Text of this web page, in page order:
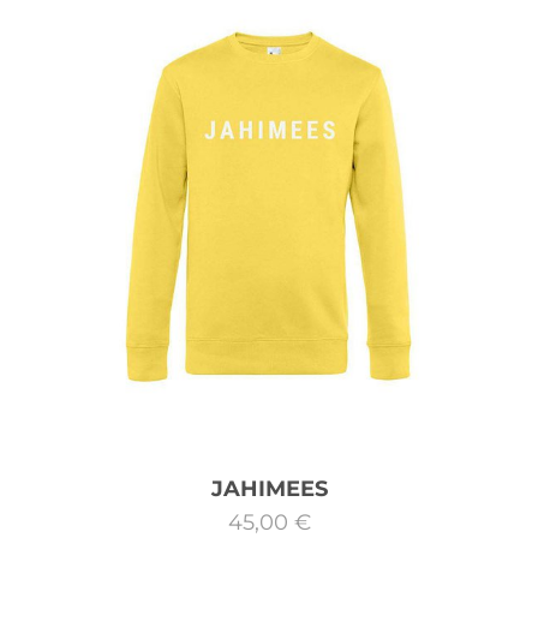
JAHIMEES
45,00 €